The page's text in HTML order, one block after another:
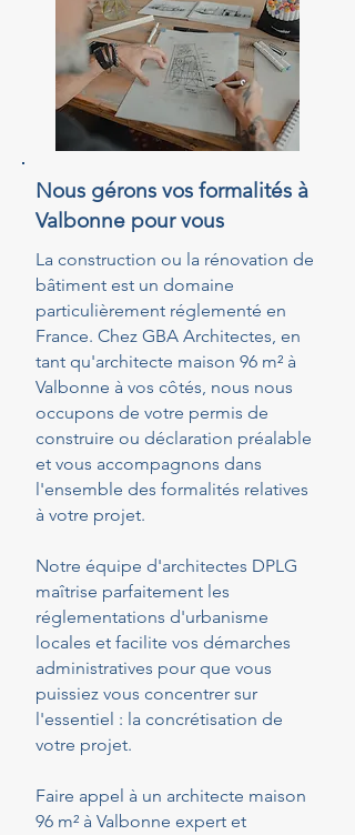
Nous gérons vos formalités à
Valbonne pour vous
La construction ou la rénovation de
bâtiment est un domaine
particulièrement réglementé en
France. Chez GBA Architectes, en
tant qu'architecte maison 96 m² à
Valbonne à vos côtés, nous nous
occupons de votre permis de
construire ou déclaration préalable
et vous accompagnons dans
l'ensemble des formalités relatives
à votre projet.
Notre équipe d'architectes DPLG
maîtrise parfaitement les
réglementations d'urbanisme
locales et facilite vos démarches
administratives pour que vous
puissiez vous concentrer sur
l'essentiel : la concrétisation de
votre projet.
Faire appel à un architecte maison
96 m² à Valbonne expert et